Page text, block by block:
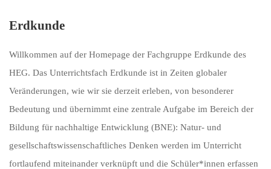
Erdkunde
Willkommen auf der Homepage der Fachgruppe Erdkunde des
HEG. Das Unterrichtsfach Erdkunde ist in Zeiten globaler
Veränderungen, wie wir sie derzeit erleben, von besonderer
Bedeutung und übernimmt eine zentrale Aufgabe im Bereich der
Bildung für nachhaltige Entwicklung (BNE): Natur- und
gesellschaftswissenschaftliches Denken werden im Unterricht
fortlaufend miteinander verknüpft und die Schüler*innen erfassen